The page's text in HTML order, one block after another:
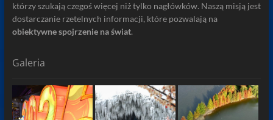
którzy szukają czegoś więcej niż tylko nagłówków. Naszą misją jest
dostarczanie rzetelnych informacji, które pozwalają na
obiektywne spojrzenie na świat.
Galeria